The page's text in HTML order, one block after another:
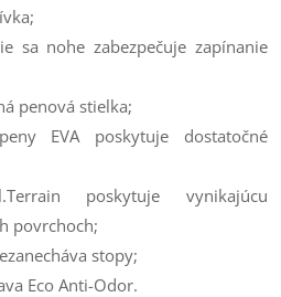
sa nohe zabezpečuje zapínanie
penová stielka;
EVA poskytuje dostatočné
poskytuje vynikajúcu
povrchoch;
stopy;
Eco Anti-Odor.